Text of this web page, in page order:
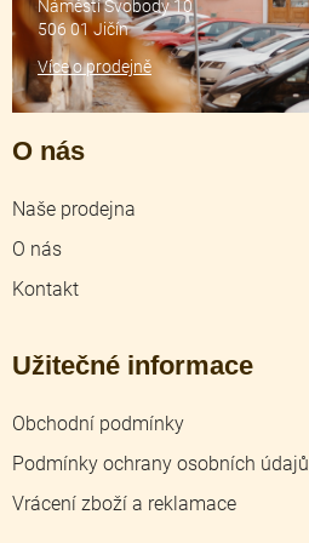
O nás
Naše prodejna
O nás
Kontakt
Užitečné informace
Obchodní podmínky
Podmínky ochrany osobních údajů
Vrácení zboží a reklamace
Náměstí Svobody 10
506 01 Jičín
Více o prodejně